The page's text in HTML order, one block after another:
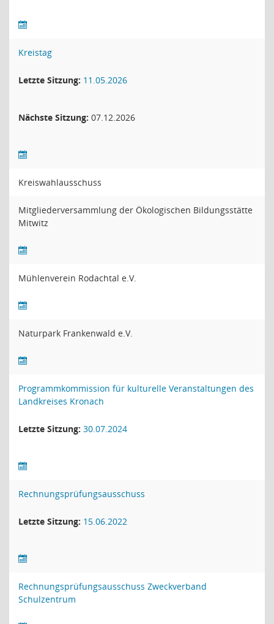
Kreistag
Letzte Sitzung: 11.05.2026
Nächste Sitzung: 07.12.2026
Kreiswahlausschuss
Mitgliederversammlung der Ökologischen Bildungsstätte
Mitwitz
Mühlenverein Rodachtal e.V.
Naturpark Frankenwald e.V.
Programmkommission für kulturelle Veranstaltungen des
Landkreises Kronach
Letzte Sitzung: 30.07.2024
Rechnungsprüfungsausschuss
Letzte Sitzung: 15.06.2022
Rechnungsprüfungsausschuss Zweckverband
Schulzentrum